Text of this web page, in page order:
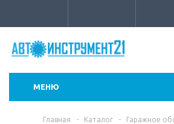
МЕНЮ
Главная - Каталог - Гаражное